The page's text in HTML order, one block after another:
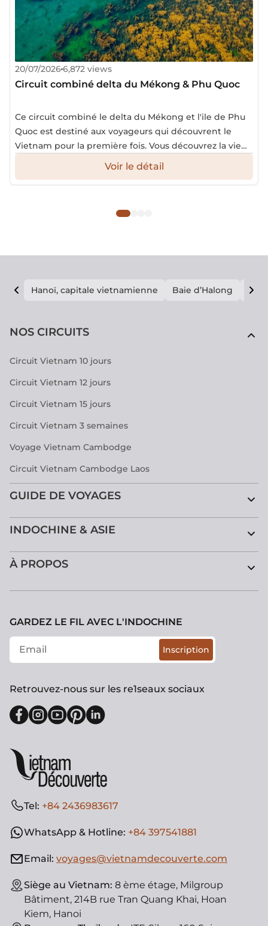
20/07/20266,872 views
Circuit combiné delta du Mékong & Phu Quoc
Ce circuit combiné le delta du Mékong et l'ile de Phu
Quoc est destiné aux voyageurs qui découvrent le
Vietnam pour la première fois. Vous découvrez la vie
flottante des habitants chez le delta du Mékong.
Voir le détail
Hanoï, capitale vietnamienne Baie d’Halong E
NOS CIRCUITS
Circuit Vietnam 10 jours
Circuit Vietnam 12 jours
Circuit Vietnam 15 jours
Circuit Vietnam 3 semaines
Voyage Vietnam Cambodge
Circuit Vietnam Cambodge Laos
GUIDE DE VOYAGES
INDOCHINE & ASIE
À PROPOS
Tel: +84 2436983617
WhatsApp & Hotline: +84 397541881
Email: voyages@vietnamdecouverte.com
Siège au Vietnam: 8 ème étage, Milgroup
Bâtiment, 214B rue Tran Quang Khai, Hoan
Kiem, Hanoi
GARDEZ LE FIL AVEC L'INDOCHINE
Inscription
Retrouvez-nous sur les re1seaux sociaux